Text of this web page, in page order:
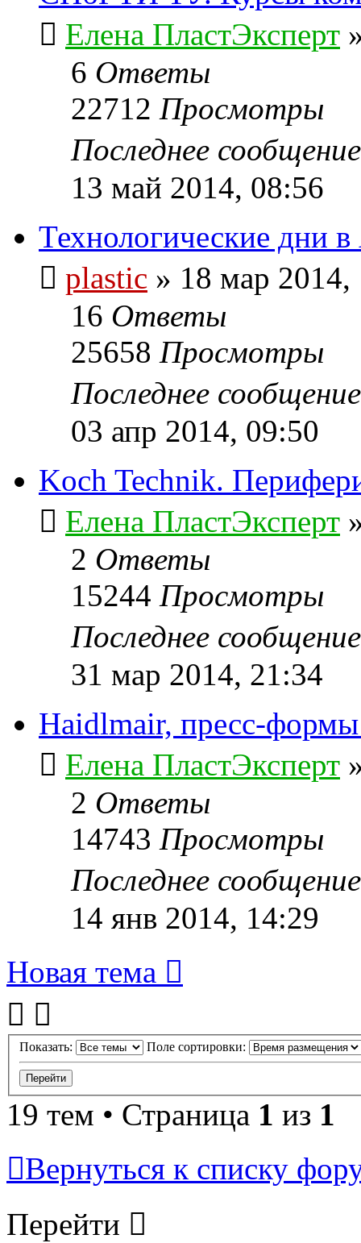
Елена ПластЭксперт
6 Ответы
22712 Просмотры
Последнее
13 май 2014, 08:56
Технологические дни
plastic » 18 мар 2014,
16 Ответы
25658 Просмотры
Последнее
03 апр 2014, 09:50
Koch Technik.
Елена ПластЭксперт
2 Ответы
15244 Просмотры
Последнее
31 мар 2014, 21:34
Haidlmair, пресс-
Елена ПластЭксперт
2 Ответы
14743 Просмотры
Последнее
14 янв 2014, 14:29
Новая тема
Показать: Поле сортировки:
19 тем • Страница 1 из 1
Вернуться к списку
Перейти